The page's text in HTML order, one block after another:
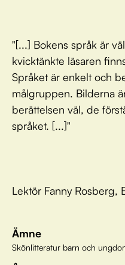
"[...] Bokens språk är
kvicktänkte läsaren
Språket är enkelt och
målgruppen. Bilderna
berättelsen väl, de
språket. [...]"
Lektör Fanny Rosberg,
Ämne
Skönlitteratur barn och